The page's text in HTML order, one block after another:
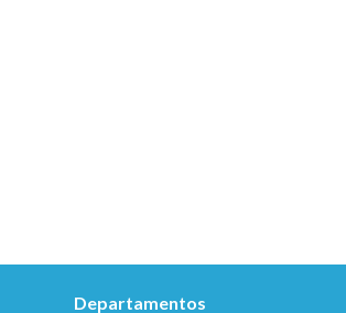
Departamentos